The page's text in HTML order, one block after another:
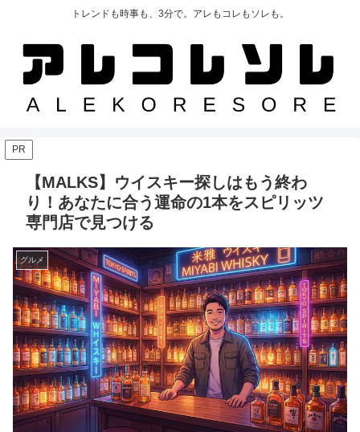
トレンドも時事も、3分で。アレもコレもソレも。
PR
【MALKS】ウイスキー探しはもう終わ
り！あなたに合う運命の1本をスピリッツ
専門店で見つける
グルメ